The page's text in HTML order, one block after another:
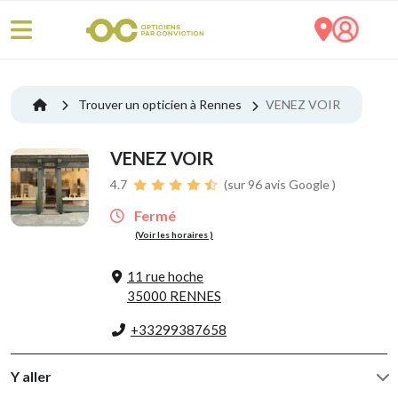
Trouver un opticien à Rennes VENEZ VOIR
VENEZ VOIR
4.7 (sur 96 avis Google )
Fermé
(Voir les horaires )
11 rue hoche
35000 RENNES
+33299387658
Y aller